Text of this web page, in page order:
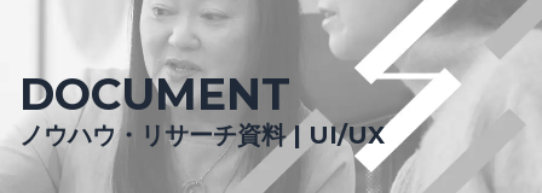
DOCUMENT
ノウハウ・リサーチ資料 | UI/UX